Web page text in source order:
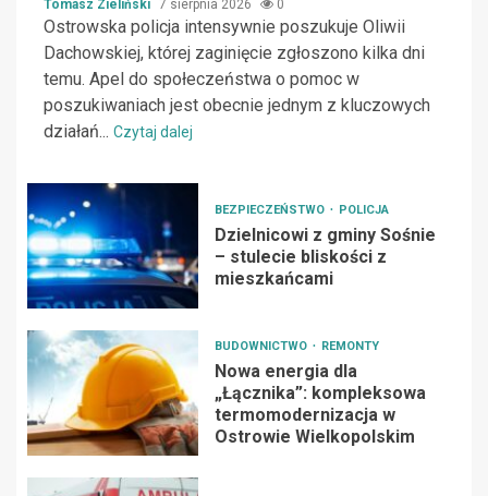
Tomasz Zieliński 7 sierpnia 2026 0
Ostrowska policja intensywnie poszukuje Oliwii
Dachowskiej, której zaginięcie zgłoszono kilka dni
temu. Apel do społeczeństwa o pomoc w
poszukiwaniach jest obecnie jednym z kluczowych
działań... Czytaj dalej
BEZPIECZEŃSTWO POLICJA
Dzielnicowi z gminy Sośnie
– stulecie bliskości z
mieszkańcami
BUDOWNICTWO REMONTY
Nowa energia dla
„Łącznika”: kompleksowa
termomodernizacja w
Ostrowie Wielkopolskim